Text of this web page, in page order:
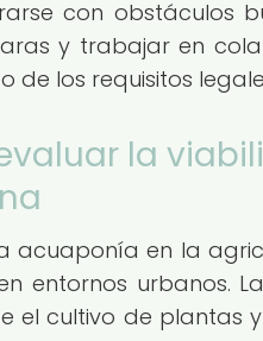
con obstáculos
y trabajar en
de los requisitos
la
acuaponía en la
entornos urbanos.
el cultivo de plantas